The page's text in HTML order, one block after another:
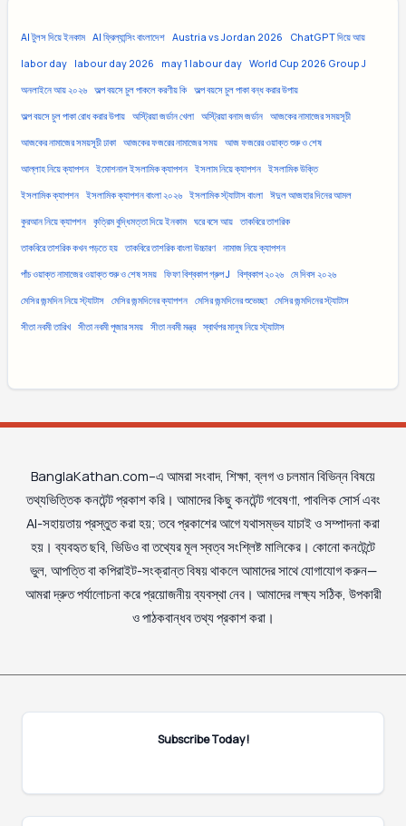
AI টুলস দিয়ে ইনকাম AI ফ্রিল্যান্সিং বাংলাদেশ Austria vs Jordan 2026 ChatGPT দিয়ে আয়
labor day labour day 2026 may 1 labour day World Cup 2026 Group J
অনলাইনে আয় ২০২৬ অল্প বয়সে চুল পাকলে করণীয় কি অল্প বয়সে চুল পাকা বন্ধ করার উপায়
অল্প বয়সে চুল পাকা রোধ করার উপায় অস্ট্রিয়া জর্ডান খেলা অস্ট্রিয়া বনাম জর্ডান আজকের নামাজের সময়সূচী
আজকের নামাজের সময়সূচী ঢাকা আজকের ফজরের নামাজের সময় আজ ফজরের ওয়াক্ত শুরু ও শেষ
আল্লাহ নিয়ে ক্যাপশন ইমোশনাল ইসলামিক ক্যাপশন ইসলাম নিয়ে ক্যাপশন ইসলামিক উক্তি
ইসলামিক ক্যাপশন ইসলামিক ক্যাপশন বাংলা ২০২৬ ইসলামিক স্ট্যাটাস বাংলা ঈদুল আজহার দিনের আমল
কুরআন নিয়ে ক্যাপশন কৃত্রিম বুদ্ধিমত্তা দিয়ে ইনকাম ঘরে বসে আয় তাকবিরে তাশরিক
তাকবিরে তাশরিক কখন পড়তে হয় তাকবিরে তাশরিক বাংলা উচ্চারণ নামাজ নিয়ে ক্যাপশন
পাঁচ ওয়াক্ত নামাজের ওয়াক্ত শুরু ও শেষ সময় ফিফা বিশ্বকাপ গ্রুপ J বিশ্বকাপ ২০২৬ মে দিবস ২০২৬
মেসির জন্মদিন নিয়ে স্ট্যাটাস মেসির জন্মদিনের ক্যাপশন মেসির জন্মদিনের শুভেচ্ছা মেসির জন্মদিনের স্ট্যাটাস
সীতা নবমী তারিখ সীতা নবমী পূজার সময় সীতা নবমী মন্ত্র স্বার্থপর মানুষ নিয়ে স্ট্যাটাস
BanglaKathan.com–এ আমরা সংবাদ, শিক্ষা, ব্লগ ও চলমান বিভিন্ন বিষয়ে
তথ্যভিত্তিক কনটেন্ট প্রকাশ করি। আমাদের কিছু কনটেন্ট গবেষণা, পাবলিক সোর্স এবং
AI-সহায়তায় প্রস্তুত করা হয়; তবে প্রকাশের আগে যথাসম্ভব যাচাই ও সম্পাদনা করা
হয়। ব্যবহৃত ছবি, ভিডিও বা তথ্যের মূল স্বত্ব সংশ্লিষ্ট মালিকের। কোনো কনটেন্টে
ভুল, আপত্তি বা কপিরাইট-সংক্রান্ত বিষয় থাকলে আমাদের সাথে যোগাযোগ করুন—
আমরা দ্রুত পর্যালোচনা করে প্রয়োজনীয় ব্যবস্থা নেব। আমাদের লক্ষ্য সঠিক, উপকারী
ও পাঠকবান্ধব তথ্য প্রকাশ করা।
Subscribe Today!